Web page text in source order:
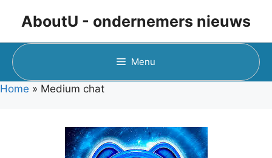
inhoud
AboutU - ondernemers nieuws
Menu
Home » Medium chat